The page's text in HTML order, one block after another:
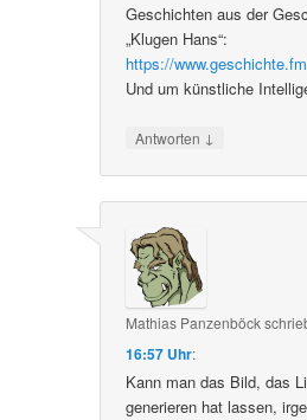
Geschichten aus der
„Klugen Hans“:
https://
Und um künstliche
Antworten ↓
Mathias Panzenböck
16:57 Uhr:
Kann man das Bild, das
generieren hat lassen,